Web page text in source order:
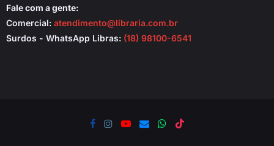
Fale com a gente:
Comercial: atendimento@libraria.com.br
Surdos - WhatsApp Libras: (18) 98100-6541